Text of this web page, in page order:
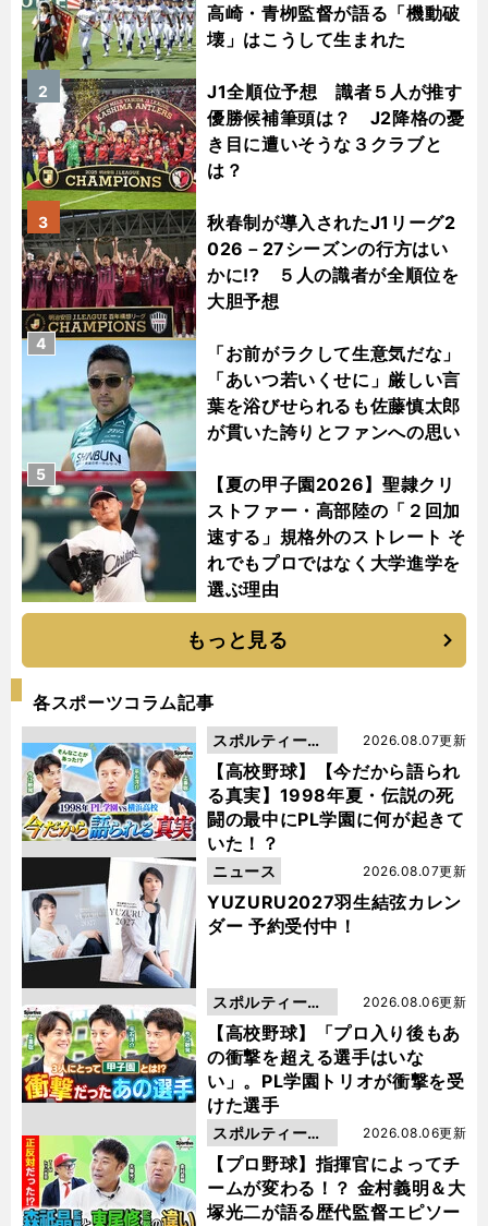
高崎・青栁監督が語る「機動破
壊」はこうして生まれた
J1全順位予想 識者５人が推す
優勝候補筆頭は？ J2降格の憂
き目に遭いそうな３クラブと
は？
2
秋春制が導入されたJ1リーグ2
026－27シーズンの行方はい
かに!? ５人の識者が全順位を
大胆予想
3
「お前がラクして生意気だな」
「あいつ若いくせに」厳しい言
葉を浴びせられるも佐藤慎太郎
が貫いた誇りとファンへの思い
4
【夏の甲子園2026】聖隷クリ
ストファー・高部陸の「２回加
速する」規格外のストレート そ
れでもプロではなく大学進学を
選ぶ理由
5
もっと見る
各スポーツコラム記事
【高校野球】【今だから語られ
る真実】1998年夏・伝説の死
闘の最中にPL学園に何が起きて
いた！？
2026.08.07更新
スポルティーバ
動画
YUZURU2027羽生結弦カレン
ダー 予約受付中！
2026.08.07更新
ニュース
【高校野球】「プロ入り後もあ
の衝撃を超える選手はいな
い」。PL学園トリオが衝撃を受
けた選手
2026.08.06更新
スポルティーバ
動画
【プロ野球】指揮官によってチ
ームが変わる！？ 金村義明＆大
塚光二が語る歴代監督エピソー
2026.08.06更新
スポルティーバ
動画